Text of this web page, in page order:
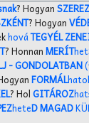
? HogyanSZEREZ
? Hogyan
hováTEGYÉL
? HonnanMERÍThet
- GONDOLATBAN
FORMÁLhato
? HolGITÁROZ
heteD MAGAD